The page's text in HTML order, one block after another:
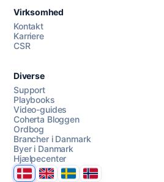
AI Campaign Assist
Virksomhed
Kontakt
Karriere
CSR
Diverse
Support
Playbooks
Video-guides
Coherta Bloggen
Ordbog
Brancher i Danmark
Byer i Danmark
Hjælpecenter
DanmarkUnited Kingdom
SverigeNorge